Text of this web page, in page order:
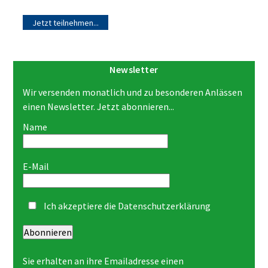
Jetzt teilnehmen...
Newsletter
Wir versenden monatlich und zu besonderen Anlässen
einen Newsletter. Jetzt abonnieren...
Name
E-Mail
Ich akzeptiere die Datenschutzerklärung
Abonnieren
Sie erhalten an ihre Emailadresse einen